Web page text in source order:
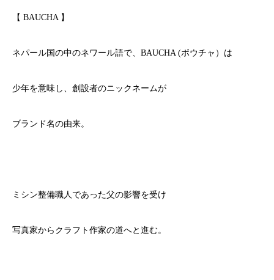
【 BAUCHA 】
ネパール国の中のネワール語で、BAUCHA (ボウチャ）は
少年を意味し、創設者のニックネームが
ブランド名の由来。
ミシン整備職人であった父の影響を受け
写真家からクラフト作家の道へと進む。